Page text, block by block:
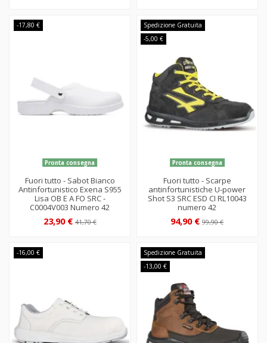
-17,80 €
Pronta consegna
Fuori tutto - Sabot Bianco
Antinfortunistico Exena S955
Lisa OB E A FO SRC -
C0004V003 Numero 42
23,90 €41,70 €
Spedizione Gratuita
-5,00 €
Pronta consegna
Fuori tutto - Scarpe
antinfortunistiche U-power
Shot S3 SRC ESD CI RL10043
numero 42
94,90 €99,90 €
-16,00 €
Spedizione Gratuita
-13,00 €